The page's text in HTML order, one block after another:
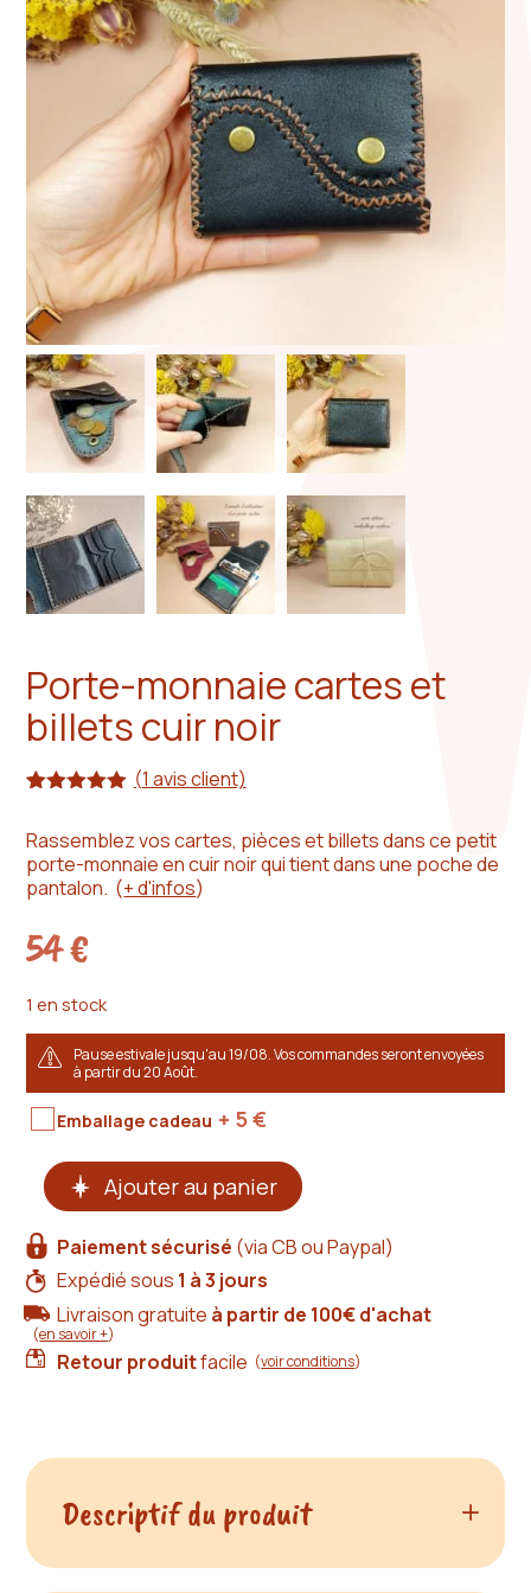
Porte-monnaie cartes et
billets cuir noir
basé sur
notation
client
(1 avis client)
Rassemblez vos cartes, pièces et billets dans ce petit
porte-monnaie en cuir noir qui tient dans une poche de
pantalon. (+ d'infos)
54€
1 en stock
Pause estivale jusqu'au 19/08. Vos commandes seront envoyées
à partir du 20 Août.
Emballage cadeau + 5€
quantité
de
Porte-
monnaie
cartes
et
billets
cuir
noir
Ajouter au panier
Paiement sécurisé (via CB ou Paypal)
Expédié sous 1 à 3 jours
Livraison gratuite à partir de 100€ d'achat
(en savoir +)
Retour produitfacile (voir conditions)
Descriptif du produit